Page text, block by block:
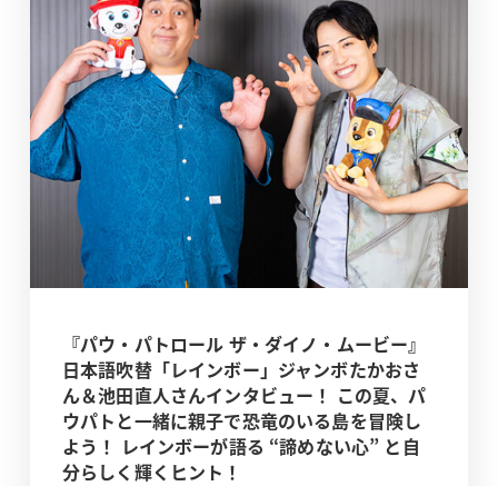
『パウ・パトロール ザ・ダイノ・ムービー』
日本語吹替「レインボー」ジャンボたかおさ
ん＆池田直人さんインタビュー！ この夏、パ
ウパトと一緒に親子で恐竜のいる島を冒険し
よう！ レインボーが語る “諦めない心” と自
分らしく輝くヒント！